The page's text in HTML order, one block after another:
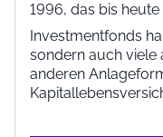
1996, das bis
Investmentfonds
sondern auch viele
anderen